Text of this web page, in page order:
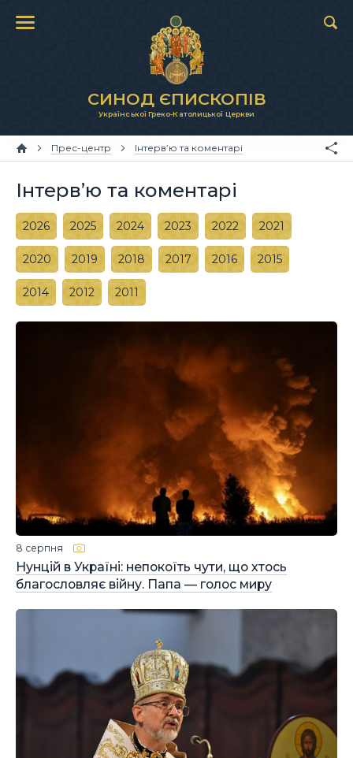
СИНОД ЄПИСКОПІВ
Української Греко-Католицької Церкви
Прес-центр Інтерв’ю та коментарі
Інтерв’ю та коментарі
2026 2025 2024 2023 2022 2021
2020 2019 2018 2017 2016 2015
2014 2012 2011
Нунцій в Україні: непокоїть чути, що хтось
благословляє війну. Папа — голос миру
8 серпня